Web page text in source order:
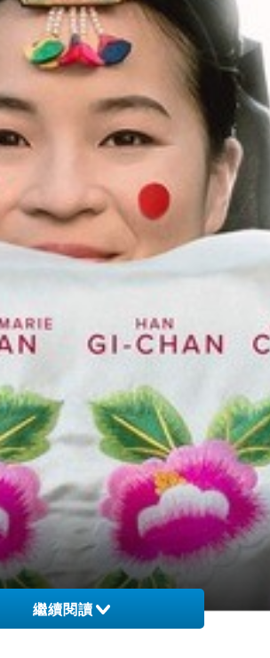
繼續閱讀